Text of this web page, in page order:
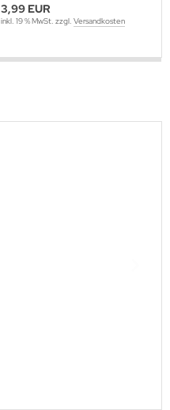
3,99 EUR
inkl. 19 % MwSt. zzgl. Versandkosten